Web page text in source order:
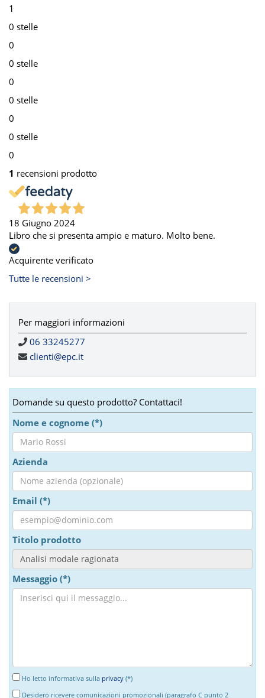
1
0 stelle
0
0 stelle
0
0 stelle
0
0 stelle
0
1 recensioni prodotto
18 Giugno 2024
Libro che si presenta ampio e maturo. Molto bene.
Acquirente verificato
Tutte le recensioni >
Per maggiori informazioni
06 33245277
clienti@epc.it
Domande su questo prodotto? Contattaci!
Nome e cognome (*)
Azienda
Email (*)
Titolo prodotto
Messaggio (*)
Ho letto informativa sulla privacy (*)
Desidero ricevere comunicazioni promozionali (paragrafo C punto 2